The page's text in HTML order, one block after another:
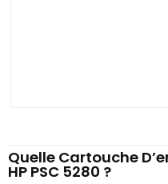
Quelle Cartouche
HP PSC 5280 ?